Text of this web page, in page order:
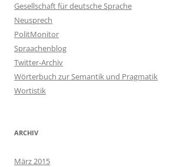
Gesellschaft für deutsche Sprache
Neusprech
PolitMonitor
Spraachenblog
Twitter-Archiv
Wörterbuch zur Semantik und Pragmatik
Wortistik
ARCHIV
März 2015